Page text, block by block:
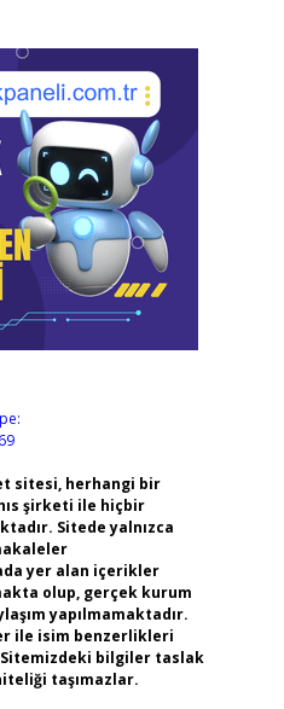
sitesi, herhangi bir
şirketi ile hiçbir
Sitede yalnızca
yer alan içerikler
olup, gerçek kurum
yapılmamaktadır.
ile isim benzerlikleri
bilgiler taslak
taşımazlar.